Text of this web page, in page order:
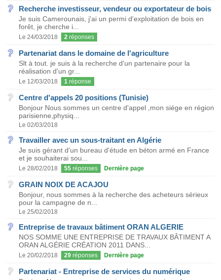
Recherche investisseur, vendeur ou exportateur de bois
Je suis Camerounais, j'ai un permi d'exploitation de bois en
forêt, je cherche i...
Le 24/03/2018 2 réponses
Partenariat dans le domaine de l'agriculture
Slt à tout. je suis à la recherche d'un partenaire pour la
réalisation d'un gr...
Le 12/03/2018 1 réponse
Centre d'appels 20 positions (Tunisie)
Bonjour Nous sommes un centre d'appel ,mon siége en région
parisienne,physiq...
Le 02/03/2018
Travailler avec un sous-traitant en Algérie
Je suis gérant d'un bureau d'étude en béton armé en France
et je souhaiterai sou...
Le 28/02/2018 55 réponses Dernière page
GRAIN NOIX DE ACAJOU
Bonjour, nous sommes à la recherche des acheteurs sérieux
pour la campagne de n...
Le 25/02/2018
Entreprise de travaux bâtiment ORAN ALGERIE
NOS SOMME UNE ENTREPRISE DE TRAVAUX BÂTIMENT A
ORAN ALGÉRIE CRÉATION 2011 DANS...
Le 20/02/2018 29 réponses Dernière page
Partenariat - Entreprise de services du numérique